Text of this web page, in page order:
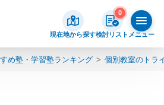
現在地から探す
0
検討リスト メニュー
め塾・学習塾ランキング 個別教室のトラ